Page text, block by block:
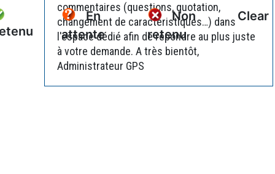
En
attente
Non
retenu
Clear
commentaires (questions, quotation,
changement de caractéristiques…) dans
l'espace dédié afin de répondre au plus juste
à votre demande. A très bientôt,
Administrateur GPS